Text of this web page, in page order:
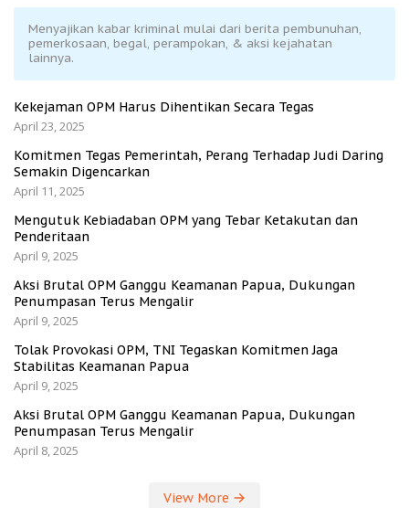
Menyajikan kabar kriminal mulai dari berita pembunuhan,
pemerkosaan, begal, perampokan, & aksi kejahatan
lainnya.
Kekejaman OPM Harus Dihentikan Secara Tegas
April 23, 2025
Komitmen Tegas Pemerintah, Perang Terhadap Judi Daring
Semakin Digencarkan
April 11, 2025
Mengutuk Kebiadaban OPM yang Tebar Ketakutan dan
Penderitaan
April 9, 2025
Aksi Brutal OPM Ganggu Keamanan Papua, Dukungan
Penumpasan Terus Mengalir
April 9, 2025
Tolak Provokasi OPM, TNI Tegaskan Komitmen Jaga
Stabilitas Keamanan Papua
April 9, 2025
Aksi Brutal OPM Ganggu Keamanan Papua, Dukungan
Penumpasan Terus Mengalir
April 8, 2025
View More